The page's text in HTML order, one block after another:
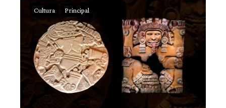
Cultura Principal